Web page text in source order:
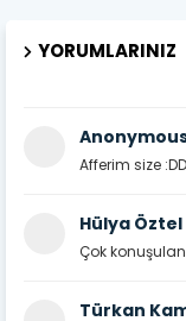
YORUMLARINIZ
Afferim size
Hülya Öztel
Çok
Türkan